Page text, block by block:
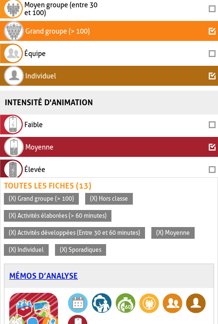
Moyen groupe (entre 30
et 100)
Grand groupe (> 100)
Équipe
Individuel
INTENSITÉ D'ANIMATION
Faible
Moyenne
Élevée
TOUTES LES FICHES (13)
(X) Grand groupe (> 100) (X) Hors classe
(X) Activités élaborées (> 60 minutes)
(X) Activités développées (Entre 30 et 60 minutes) (X) Moyenne
(X) Individuel (X) Sporadiques
MÉMOS D’ANALYSE